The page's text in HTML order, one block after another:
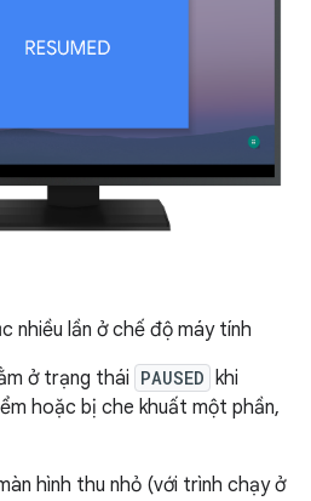
nhiều lần ở chế độ máy tính
ở trạng thái PAUSED khi
hoặc bị che khuất một phần,
hình thu nhỏ (với trình chạy ở